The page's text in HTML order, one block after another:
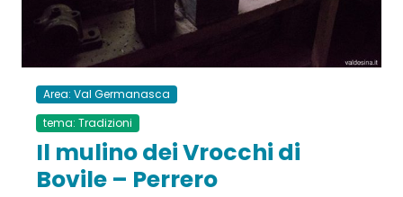
Area: Val Germanasca
tema: Tradizioni
Il mulino dei Vrocchi di
Bovile – Perrero